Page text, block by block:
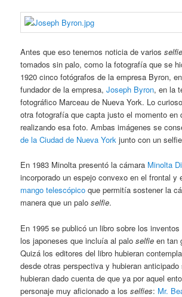
Antes que eso tenemos noticia de varios
tomados sin palo, como la fotografía que se
1920 cinco fotógrafos de la empresa Byron,
fundador de la empresa,Joseph Byron, en la
fotográfico Marceau de Nueva York. Lo
otra fotografía que capta justo el momento en
realizando esa foto. Ambas imágenes se
de la Ciudad de Nueva York junto con un
En 1983 Minolta presentó la cámara Minolta
incorporado un espejo convexo en el frontal y
mango telescópico que permitía sostener la
manera que un paloselfie.
En 1995 se publicó un libro sobre los
los japoneses que incluía al paloselfie en tan
Quizá los editores del libro hubieran
desde otras perspectiva y hubieran
hubieran dado cuenta de que ya por aquel
personaje muy aficionado a losselfies: Mr.